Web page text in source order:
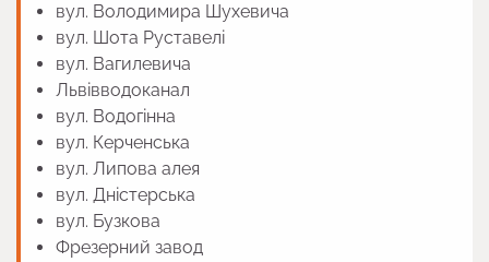
вул. Володимира Шухевича
вул. Шота Руставелі
вул. Вагилевича
Львівводоканал
вул. Водогінна
вул. Керченська
вул. Липова алея
вул. Дністерська
вул. Бузкова
Фрезерний завод